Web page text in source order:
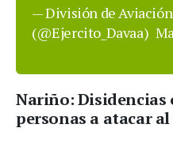
— División de
(@Ejercito_Davaa)
Nariño: Disidencias
personas a atacar